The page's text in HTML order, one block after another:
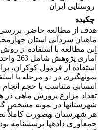
روستایی ایران
چکیده
هدف از مطالعه حاضر،
ماهیان سردآبی استان
این مطالعه با استفاده از
آماری
نمونه­گیری در دو مرحله با
انتسابی متناسب با حجم انجام
تعداد مزارع پرورش ماهی در
شهرستان­ها در نمونه مشخص
هر شهرستان به­صورت کاملاً
جمع­آوری داده­ها پرسشنامه